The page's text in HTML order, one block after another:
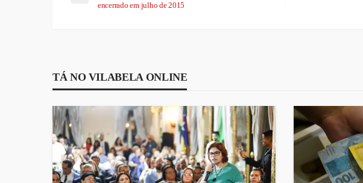
encerrado em julho de 2015
TÁ NO VILABELA ONLINE